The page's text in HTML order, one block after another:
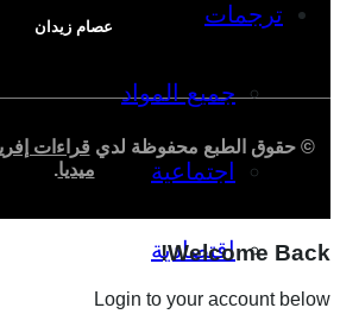
ترجمات
جميع المواد
اجتماعية
اقتصادية
عصام زيدان
© حقوق الطبع محفوظة لدي قراءات
ميديا.
Welcome Back!
Login to your account below